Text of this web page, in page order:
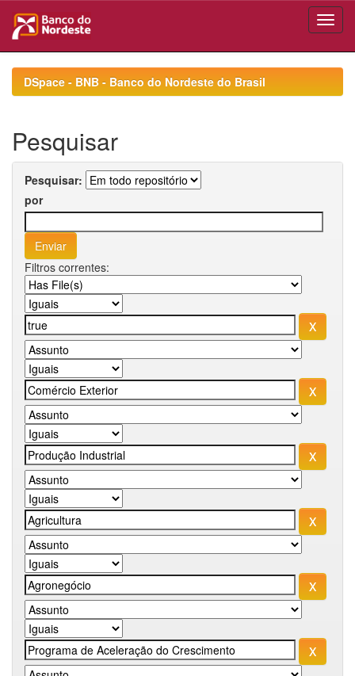
navigationDSpace - BNB - Banco do Nordeste do Brasil
Pesquisar
Pesquisar:
por
Filtros correntes: